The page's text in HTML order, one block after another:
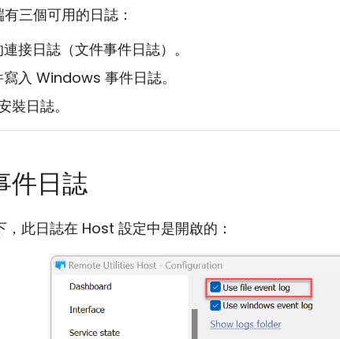
有三個可用的日誌：
接日誌（文件事件日誌）。
入 Windows 事件日誌。
裝日誌。
件日誌
，此日誌在 Host 設定中是開啟的：